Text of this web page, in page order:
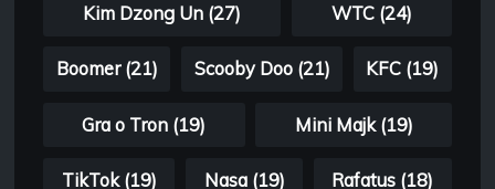
Kim Dzong Un (27) WTC (24)
Boomer (21) Scooby Doo (21) KFC (19)
Gra o Tron (19) Mini Majk (19)
TikTok (19) Nasa (19) Rafatus (18)